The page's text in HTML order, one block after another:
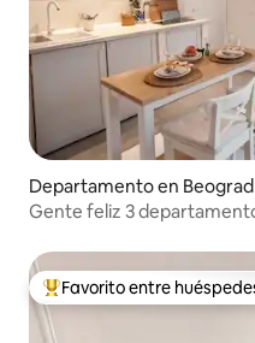
Departamento en Beograd
Gente feliz 3
Favorito entre los
Favorito entre